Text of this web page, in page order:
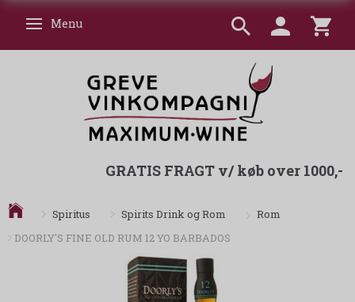
Skifte navigation
Menu
GRATIS FRAGT v/ køb over 1000,-
Spiritus Spirits Drink og Rom
Rom
DOORLY'S FINE OLD RUM 12 YO BARBADOS